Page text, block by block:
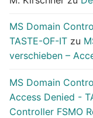
MS Domain
TASTE-OF-IT zu
verschieben –
MS Domain
Access Denied -
Controller FSMO